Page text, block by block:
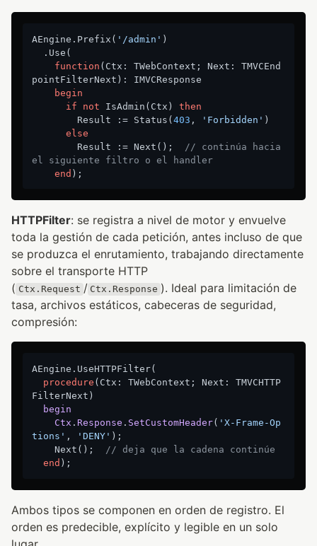
AEngine.Prefix( '/admin' )
function (Ctx: TWebContext; Next: TMVCEnd
pointFilterNext) :
IMVCResponse
begin
if
not IsAdmin(Ctx) then
        Result := Status(
403 , 'Forbidden' )
else
        Result := Next();
// continúa hacia
el siguiente filtro o el handler
end
HTTPFilter: se registra a nivel de motor y envuelve
toda la gestión de cada petición, antes incluso de que
se produzca el enrutamiento, trabajando directamente
sobre el transporte HTTP
( Ctx.Request / Ctx.Response ). Ideal para limitación de
tasa, archivos estáticos, cabeceras de seguridad,
compresión:
AEngine.UseHTTPFilter(
procedure (Ctx: TWebContext; Next: TMVCHTTP
FilterNext)
begin
Ctx . Response . SetCustomHeader( 'X-Frame-Op
tions' , 'DENY' ) ;
    Next();
// deja que la cadena continúe
end
Ambos tipos se componen en orden de registro. El
orden es predecible, explícito y legible en un solo